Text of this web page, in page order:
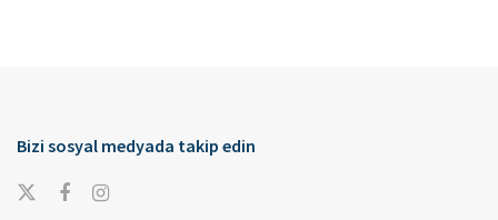
Bizi sosyal medyada takip edin